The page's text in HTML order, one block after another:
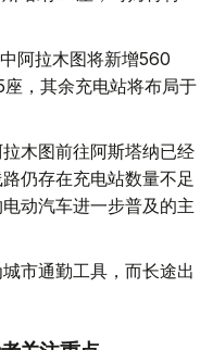
阿拉木图将新增560
，其余充电站将布局于
木图前往阿斯塔纳已经
仍存在充电站数量不足
动汽车进一步普及的主
市通勤工具，而长途出